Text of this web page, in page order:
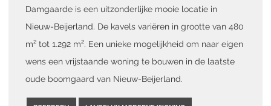
Damgaarde is een uitzonderlijke mooie locatie in
Nieuw-Beijerland. De kavels variëren in grootte van 480
m² tot 1.292 m². Een unieke mogelijkheid om naar eigen
wens een vrijstaande woning te bouwen in de laatste
oude boomgaard van Nieuw-Beijerland.